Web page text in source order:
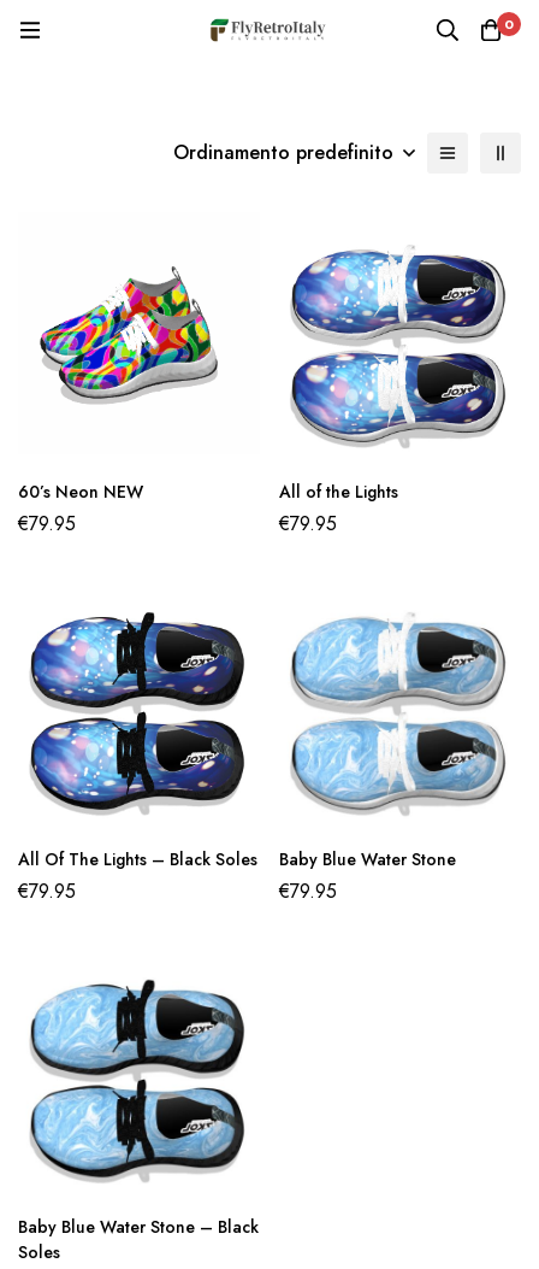
0
Ordinamento predefinito
60’s Neon NEW
€79.95
All of the Lights
€79.95
All Of The Lights – Black Soles
€79.95
Baby Blue Water Stone
€79.95
Baby Blue Water Stone – Black
Soles